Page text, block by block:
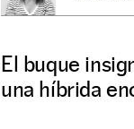
El buque
una híbrida